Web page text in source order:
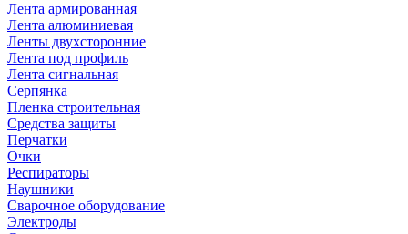
Лента армированная
Лента алюминиевая
Ленты двухсторонние
Лента под профиль
Лента сигнальная
Серпянка
Пленка строительная
Средства защиты
Перчатки
Очки
Респираторы
Наушники
Сварочное оборудование
Электроды